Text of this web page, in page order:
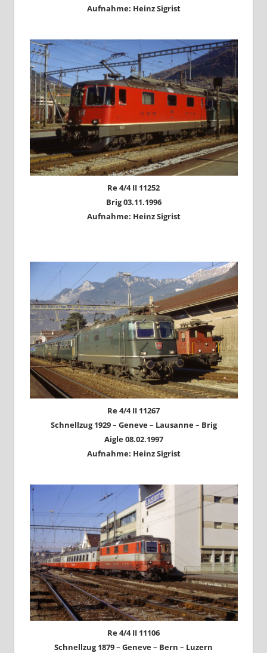
Aufnahme: Heinz Sigrist
Re 4/4 II 11252
Brig 03.11.1996
Aufnahme: Heinz Sigrist
Re 4/4 II 11267
Schnellzug 1929 – Geneve – Lausanne – Brig
Aigle 08.02.1997
Aufnahme: Heinz Sigrist
Re 4/4 II 11106
Schnellzug 1879 – Geneve – Bern – Luzern